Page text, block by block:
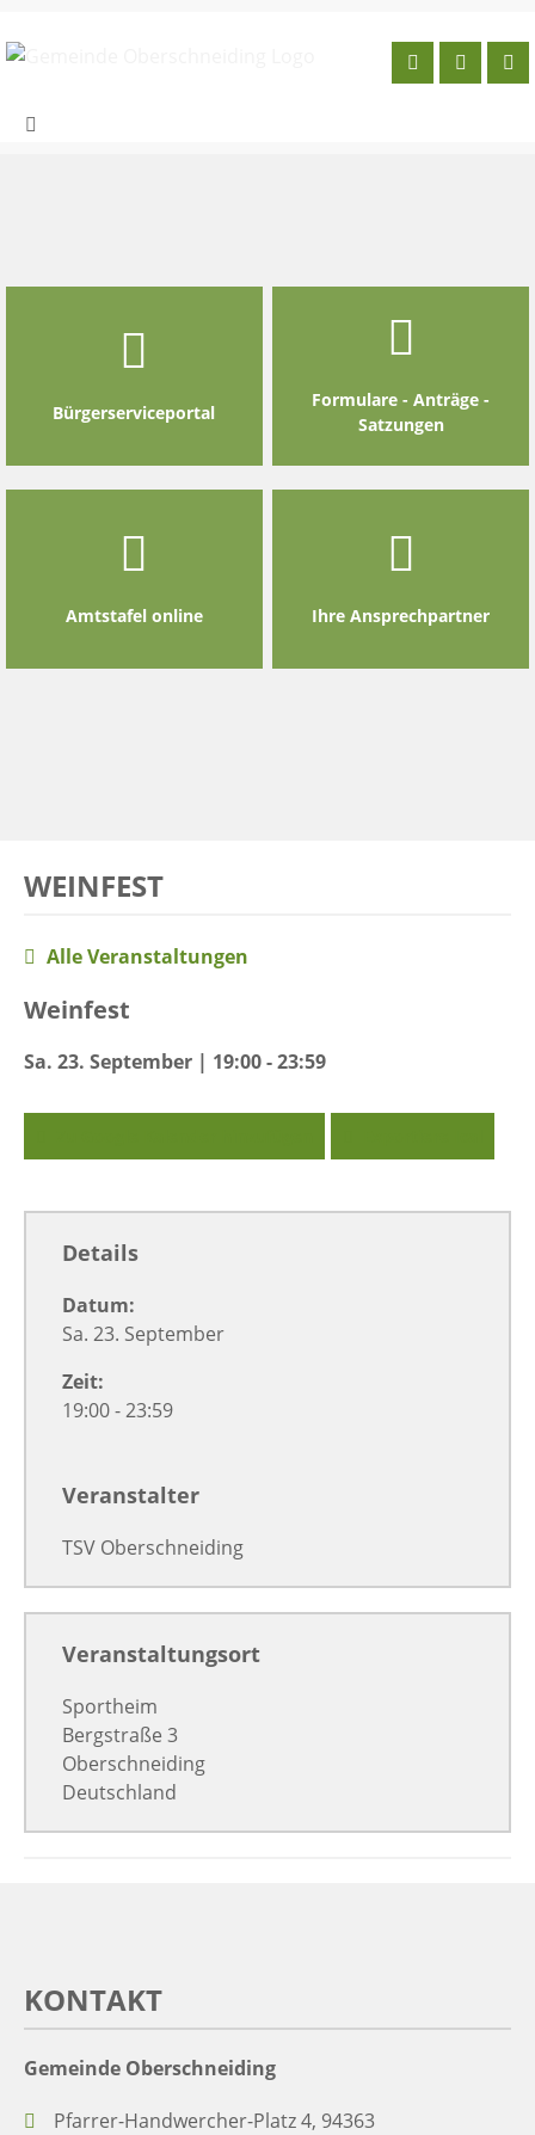
content
Bürgerserviceportal
Formulare - Anträge -
Satzungen
Amtstafel online Ihre Ansprechpartner
WEINFEST
Alle Veranstaltungen
Weinfest
Sa. 23. September | 19:00 - 23:59
Details
Datum:
Sa. 23. September
Zeit:
19:00 - 23:59
Veranstalter
TSV Oberschneiding
Veranstaltungsort
Sportheim
Bergstraße 3
Oberschneiding
Deutschland
KONTAKT
Gemeinde Oberschneiding
Pfarrer-Handwercher-Platz 4, 94363